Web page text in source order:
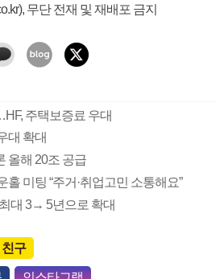
무단 전재 및 재배포 금지
주택보증료 우대
대 확대
올해 20조 공급
미팅 “주거·취업고민 소통해요”
대 3→ 5년으로 확대
구